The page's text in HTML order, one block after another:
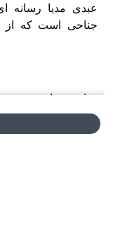
عبدی مدیا رسانه
جناحی است که از
حیات و بقای عبدی
می‌توانید از طریق
اما بسیار ارزشمند خود، بنده را در ادامه این مسیر کمک کنید.